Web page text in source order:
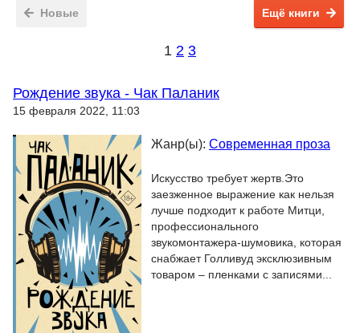
Новые Ещё книги
1 2 3
Рождение звука - Чак Паланик
15 февраля 2022, 11:03
Жанр(ы): Современная проза
Искусство требует жертв.Это
заезженное выражение как нельзя
лучше подходит к работе Митци,
профессионального
звукомонтажера-шумовика, которая
снабжает Голливуд эксклюзивным
товаром – пленками с записями...